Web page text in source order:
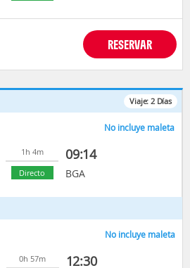
RESERVAR
Viaje: 2 Días
No incluye maleta
1h 4m
Directo
09:14
BGA
No incluye maleta
0h 57m
12:30